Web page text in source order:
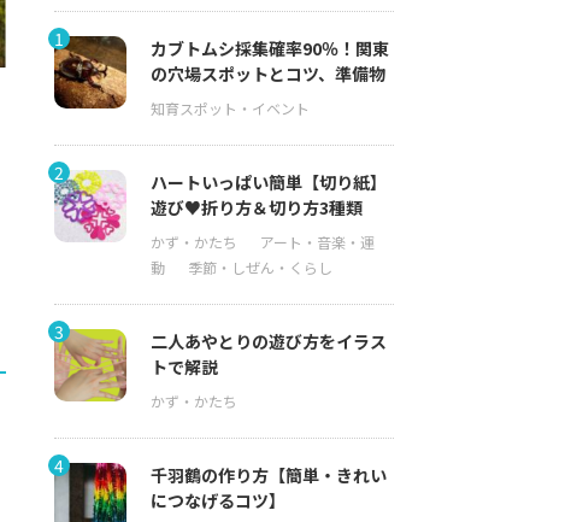
1
カブトムシ採集確率90％！関東
の穴場スポットとコツ、準備物
2
ハートいっぱい簡単【切り紙】
遊び♥折り方＆切り方3種類
3
二人あやとりの遊び方をイラス
トで解説
4
千羽鶴の作り方【簡単・きれい
につなげるコツ】